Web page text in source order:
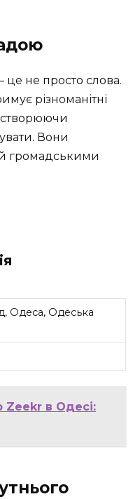
це не просто слова.
різноманітні
створюючи
Вони
громадськими
Одеса, Одеська
Zeekr в Одесі: